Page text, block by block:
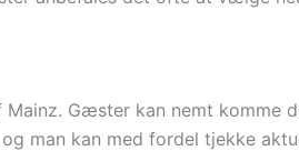
Gæster kan nemt
man kan med fordel tjekke